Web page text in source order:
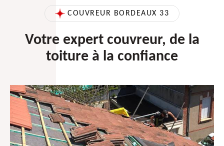
COUVREUR BORDEAUX 33
Votre expert couvreur, de la
toiture à la confiance